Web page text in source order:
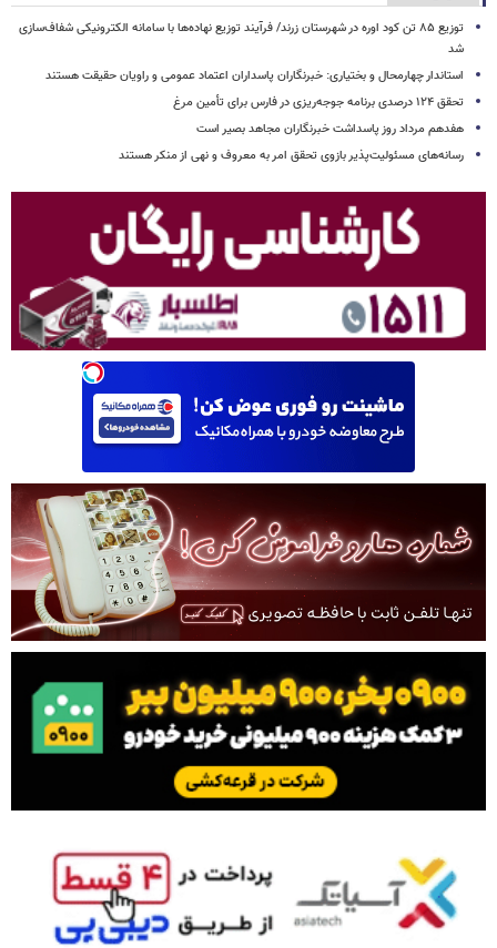
توزیع ۸۵ تن کود اوره در شهرستان زرند/ فرآیند توزیع نهاده‌ها با سامانه الکترونیکی شفاف‌سازی
شد
استاندار چهارمحال و بختیاری: خبرنگاران پاسداران اعتماد عمومی و راویان حقیقت‌ هستند
تحقق ۱۲۴ درصدی برنامه جوجه‌ریزی در فارس برای تأمین مرغ
هفدهم مرداد روز پاسداشت خبرنگاران مجاهد بصیر است
رسانه‌های مسئولیت‌پذیر بازوی تحقق امر به معروف و نهی از منکر هستند